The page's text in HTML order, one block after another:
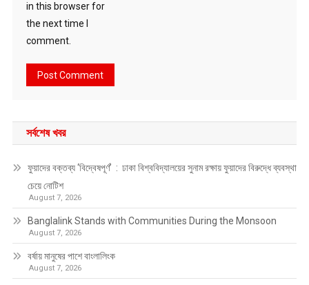
in this browser for
the next time I
comment.
সর্বশেষ খবর
ফুয়াদের বক্তব্য ‘বিদ্বেষপূর্ণ’ : ঢাকা বিশ্ববিদ্যালয়ের সুনাম রক্ষায় ফুয়াদের বিরুদ্ধে ব্যবস্থা
চেয়ে নোটিশ
August 7, 2026
Banglalink Stands with Communities During the Monsoon
August 7, 2026
বর্ষায় মানুষের পাশে বাংলালিংক
August 7, 2026